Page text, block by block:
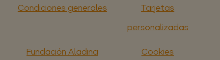
Condiciones generales
Tarjetas
personalizadas
Fundación Aladina
Cookies